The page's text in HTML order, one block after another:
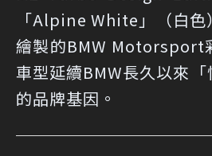
「Alpine White」（白
繪製的BMW Motorsport
車型延續BMW長久以來「
的品牌基因。